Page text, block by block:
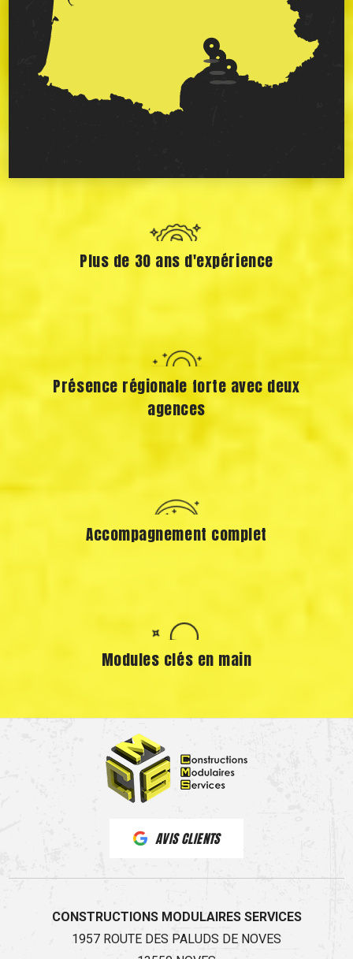
Plus de 30 ans d'expérience
Présence régionale forte avec deux
agences
Accompagnement complet
Modules clés en main
AVIS CLIENTS
CONSTRUCTIONS MODULAIRES SERVICES
1957 ROUTE DES PALUDS DE NOVES